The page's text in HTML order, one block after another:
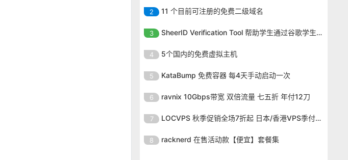
港、新加坡、日本、美国堪萨斯与
洛杉矶等多个地区。其 VPS 产品基
于 KVM 虚拟化架构，配备 NVMe
国两大系列。亚洲 VPS 月付低至 6
2 11 个目前可注册的免费二级域名
OrangeVPS 是一家成立于2023年
的海外主机服务商，主营 VPS /
VDS 业务，数据中心覆盖中国香
洛杉矶等多个地区。其 VPS 产品基
SSD 固态硬盘，主要分为亚洲和美
国两大系列。亚洲 VPS 月付低至 6
3 SheerID Verification Tool 帮助学生通过谷歌学生计划免费获得 Gemini Advanced
OrangeVPS 是一家成立于2023年
的海外主机服务商，主营 VPS /
VDS 业务，数据中心覆盖中国香
洛杉矶等多个地区。其 VPS 产品基
SSD 固态硬盘，主要分为亚洲和美
国两大系列。亚洲 VPS 月付低至 6
4 5个国内的免费虚拟主机
OrangeVPS 是一家成立于2023年
的海外主机服务商，主营 VPS /
VDS 业务，数据中心覆盖中国香
洛杉矶等多个地区。其 VPS 产品基
SSD 固态硬盘，主要分为亚洲和美
5 KataBump 免费容器 每4天手动启动一次
OrangeVPS 是一家成立于2023年
的海外主机服务商，主营 VPS /
VDS 业务，数据中心覆盖中国香
洛杉矶等多个地区。其 VPS 产品基
6 ravnix 10Gbps带宽 双倍流量 七五折 年付12刀
OrangeVPS 是一家成立于2023年
的海外主机服务商，主营 VPS /
VDS 业务，数据中心覆盖中国香
7 LOCVPS 秋季促销全场7折起 日本/香港VPS季付63元
OrangeVPS 是一家成立于2023年
的海外主机服务商，主营 VPS /
8 racknerd 在售活动款【便宜】套餐集